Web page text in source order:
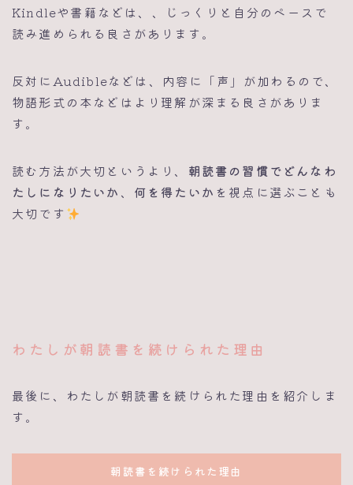
Kindleや書籍などは、、じっくりと自分のペースで
読み進められる良さがあります。
反対にAudibleなどは、内容に「声」が加わるので、
物語形式の本などはより理解が深まる良さがありま
す。
読む方法が大切というより、 朝読書の習慣でどんなわ
たしになりたいか 、 何を得たいか を視点に選ぶことも
大切です
わたしが朝読書を続けられた理由
最後に、わたしが朝読書を続けられた理由を紹介しま
す。
朝読書を続けられた理由